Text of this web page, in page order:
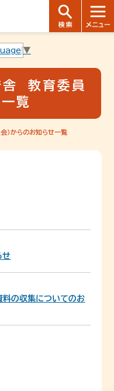
。
▼
舎 教育委員
覧
）からのお知らせ一覧
せ
の収集についてのお